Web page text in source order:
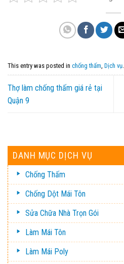
This entry was posted in chống thấm Dịch vụ
Thợ làm chống thấm giá rẻ tại
Quận 9
DANH MỤC DỊCH VỤ
Chống Thấm
Chống Dột Mái Tôn
Sửa Chữa Nhà Trọn Gói
Làm Mái Tôn
Làm Mái Poly